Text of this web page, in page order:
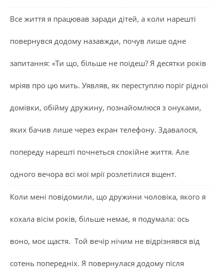
Все життя я працював заради дітей, а коли нарешті
повернувся додому назавжди, почув лише одне
запитання: «Ти що, більше не поїдеш? Я десятки років
мріяв про цю мить. Уявляв, як переступлю поріг рідної
домівки, обійму дружину, познайомлюся з онуками,
яких бачив лише через екран телефону. Здавалося,
попереду нарешті почнеться спокійне життя. Але
одного вечора всі мої мрії розлетілися вщент.
Коли мені повідомили, що дружини чоловіка, якого я
кохала вісім років, більше немає, я подумала: ось
воно, моє щастя. Той вечір нічим не відрізнявся від
сотень попередніх. Я повернулася додому після